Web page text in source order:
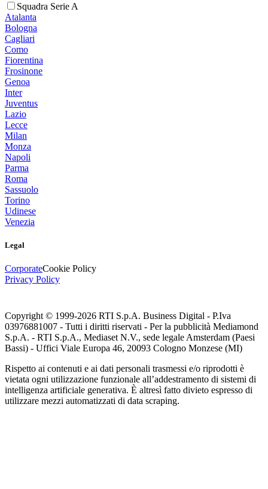
Squadra Serie A
Atalanta
Bologna
Cagliari
Como
Fiorentina
Frosinone
Genoa
Inter
Juventus
Lazio
Lecce
Milan
Monza
Napoli
Parma
Roma
Sassuolo
Torino
Udinese
Venezia
Legal
CorporateCookie Policy
Privacy Policy
Copyright © 1999-2026 RTI S.p.A. Business Digital - P.Iva
03976881007 - Tutti i diritti riservati - Per la pubblicità Mediamond
S.p.A. - RTI S.p.A., Mediaset N.V., sede legale Amsterdam (Paesi
Bassi) - Uffici Viale Europa 46, 20093 Cologno Monzese (MI)
Rispetto ai contenuti e ai dati personali trasmessi e/o riprodotti è
vietata ogni utilizzazione funzionale all’addestramento di sistemi di
intelligenza artificiale generativa. È altresì fatto divieto espresso di
utilizzare mezzi automatizzati di data scraping.